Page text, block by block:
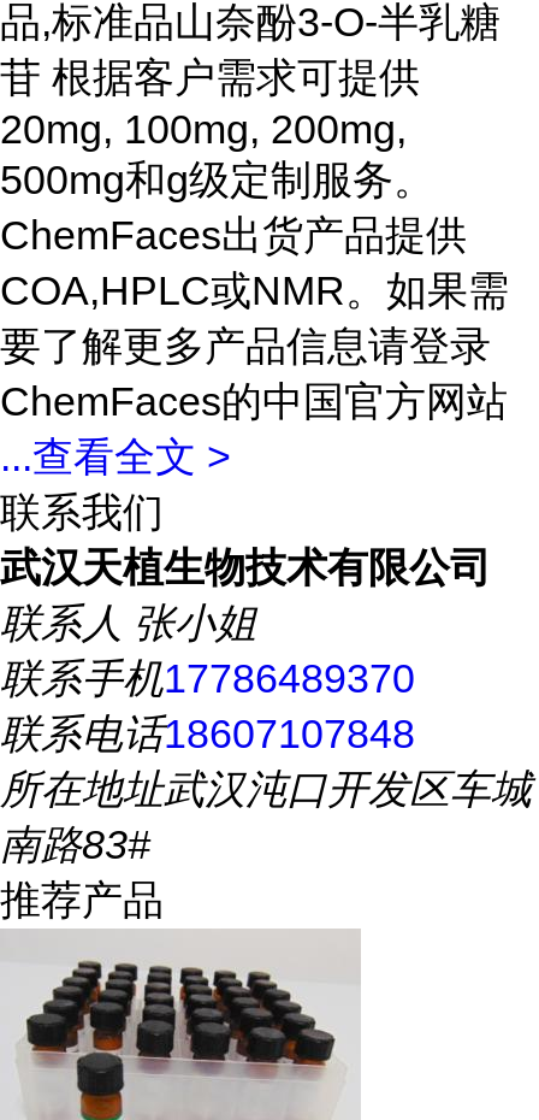
品,标准品山奈酚3-O-半乳糖
苷 根据客户需求可提供
20mg, 100mg, 200mg,
500mg和g级定制服务。
ChemFaces出货产品提供
COA,HPLC或NMR。如果需
要了解更多产品信息请登录
ChemFaces的中国官方网站
...查看全文 >
联系我们
武汉天植生物技术有限公司
联系人 张小姐
联系手机17786489370
联系电话18607107848
所在地址武汉沌口开发区车城
南路83#
推荐产品